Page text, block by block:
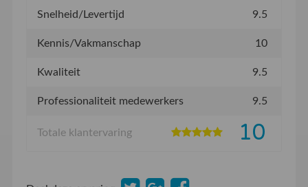
Snelheid/Levertijd 9.5
Kennis/Vakmanschap 10
Kwaliteit 9.5
Professionaliteit medewerkers 9.5
Totale klantervaring 10